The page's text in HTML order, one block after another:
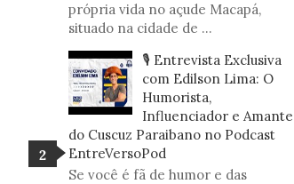
própria vida no açude Macapá,
situado na cidade de ...
🎙️ Entrevista Exclusiva
com Edilson Lima: O
Humorista,
Influenciador e Amante
do Cuscuz Paraibano no Podcast
EntreVersoPod
Se você é fã de humor e das